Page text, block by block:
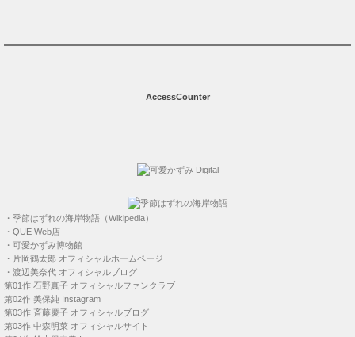
AccessCounter
・ 季節はずれの海岸物語（Wikipedia）
・ QUE Web店
・ 可愛かずみ博物館
・ 片岡鶴太郎 オフィシャルホームページ
・ 渡辺美奈代 オフィシャルブログ
第01作 石野真子 オフィシャルファンクラブ
第02作 美保純 Instagram
第03作 斉藤慶子 オフィシャルブログ
第03作 中森明菜 オフィシャルサイト